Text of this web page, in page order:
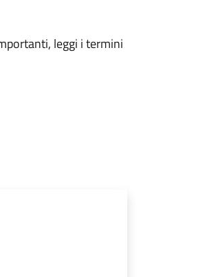
leggi i termini